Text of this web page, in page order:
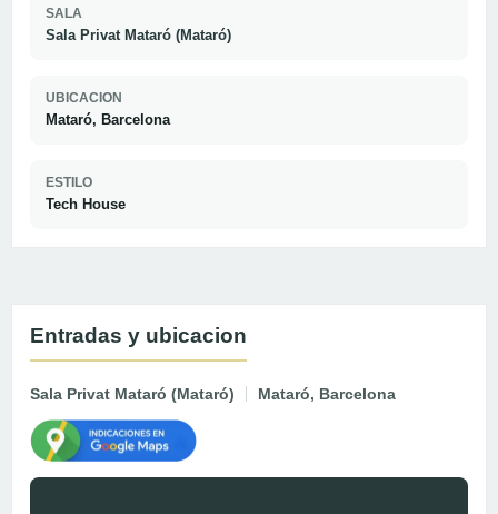
SALA
Sala Privat Mataró (Mataró)
UBICACION
Mataró, Barcelona
ESTILO
Tech House
Entradas y ubicacion
Sala Privat Mataró (Mataró) Mataró, Barcelona